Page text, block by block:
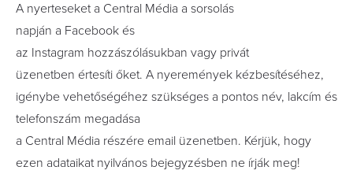
A nyerteseket a Central Média a sorsolás
napján a Facebook és
az Instagram hozzászólásukban vagy privát
üzenetben értesíti őket. A nyeremények kézbesítéséhez,
igénybe vehetőségéhez szükséges a pontos név, lakcím és
telefonszám megadása
a Central Média részére email üzenetben. Kérjük, hogy
ezen adataikat nyilvános bejegyzésben ne írják meg!